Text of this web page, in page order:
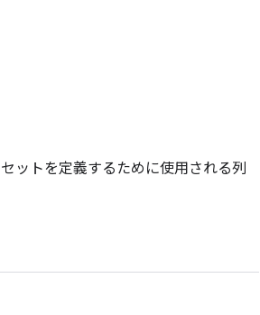
ットを定義するために使用される列